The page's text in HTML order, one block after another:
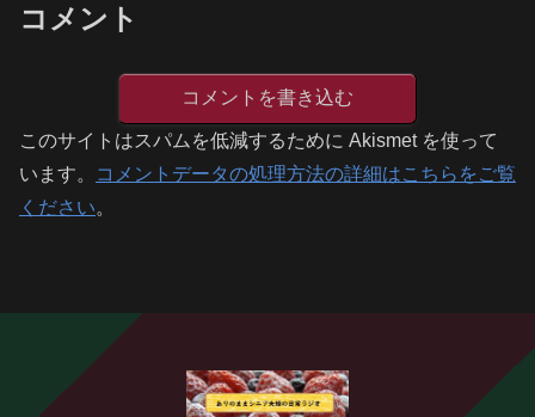
コメント
コメントを書き込む
このサイトはスパムを低減するために Akismet を使って
います。
コメントデータの処理方法の詳細はこちらをご覧
ください。